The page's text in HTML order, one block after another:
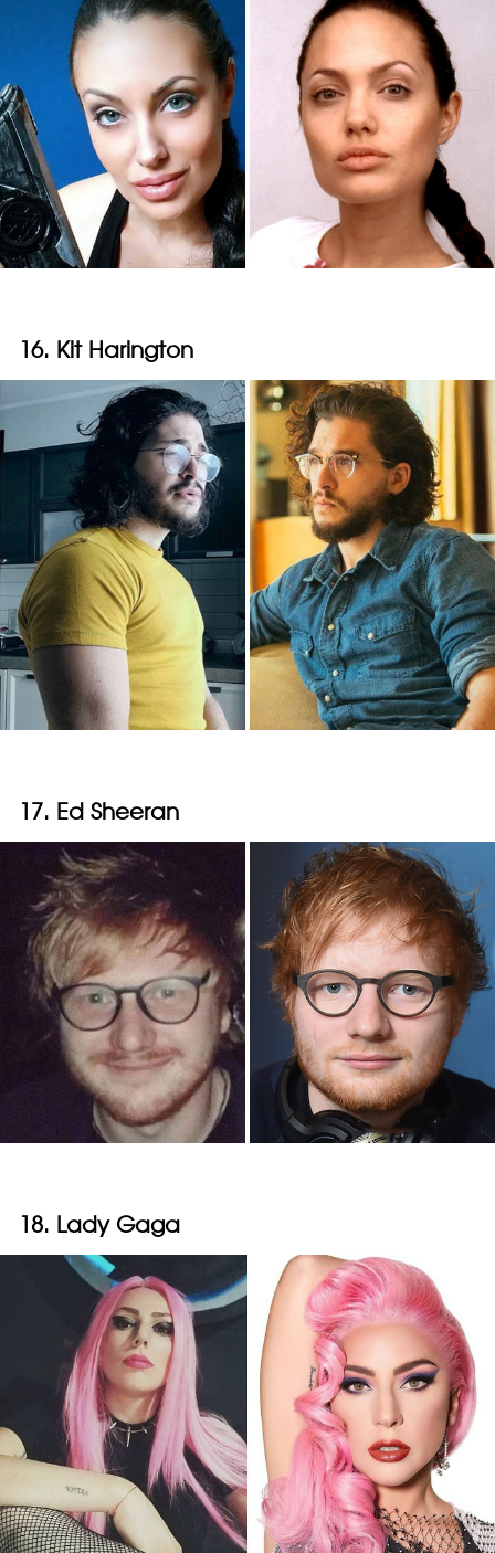
16. Kit Harington
17. Ed Sheeran
18. Lady Gaga